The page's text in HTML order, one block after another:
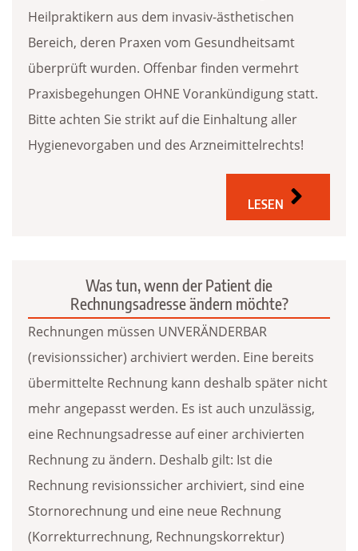
Heilpraktikern aus dem invasiv-ästhetischen
Bereich, deren Praxen vom Gesundheitsamt
überprüft wurden. Offenbar finden vermehrt
Praxisbegehungen OHNE Vorankündigung statt.
Bitte achten Sie strikt auf die Einhaltung aller
Hygienevorgaben und des Arzneimittelrechts!
LESEN
Was tun, wenn der Patient die
Rechnungsadresse ändern möchte?
Rechnungen müssen UNVERÄNDERBAR
(revisionssicher) archiviert werden. Eine bereits
übermittelte Rechnung kann deshalb später nicht
mehr angepasst werden. Es ist auch unzulässig,
eine Rechnungsadresse auf einer archivierten
Rechnung zu ändern. Deshalb gilt: Ist die
Rechnung revisionssicher archiviert, sind eine
Stornorechnung und eine neue Rechnung
(Korrekturrechnung, Rechnungskorrektur)